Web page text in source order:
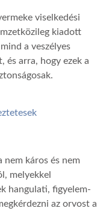
viselkedési
kiadott
a veszélyes
és arra, hogy ezek a
nem káros és nem
melyekkel
hangulati, figyelem-
az orvost a